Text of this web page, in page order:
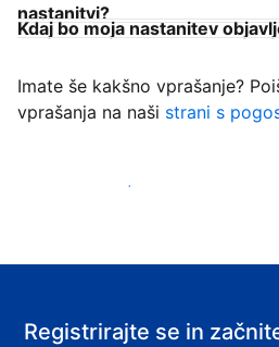
nastanitvi?
Kdaj bo moja nastanitev
Imate še kakšno vprašanje?
vprašanja na naši strani s
Začni sprejemati goste
Registrirajte se in